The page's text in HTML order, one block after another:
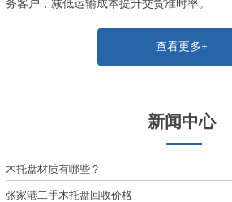
务客户，减低运输成本提升交货准时率。
查看更多+
新闻中心
木托盘材质有哪些？
张家港二手木托盘回收价格